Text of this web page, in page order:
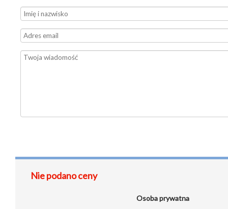
Nie podano ceny
Osoba prywatna